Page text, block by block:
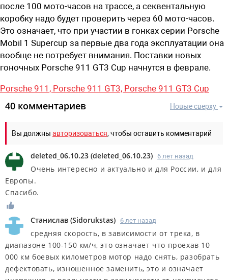
после 100 мото-часов на трассе, а секвентальную
коробку надо будет проверить через 60 мото-часов.
Это означает, что при участии в гонках серии Porsche
Mobil 1 Supercup за первые два года эксплуатации она
вообще не потребует внимания. Поставки новых
гоночных Porsche 911 GT3 Cup начнутся в феврале.
Porsche 911, Porsche 911 GT3, Porsche 911 GT3 Cup
Новые сверху
40 комментариев
Вы должны авторизоваться, чтобы оставить комментарий
deleted_06.10.23 (deleted_06.10.23) 6 лет назад
Очень интересно и актуально и для России, и для
Европы.
Спасибо.
Станислав (Sidorukstas) 6 лет назад
средняя скорость, в зависимости от трека, в
диапазоне 100-150 км/ч, это означает что проехав 10
000 км боевых километров мотор надо снять, разобрать
дефектовать, изношенное заменить, это и означает